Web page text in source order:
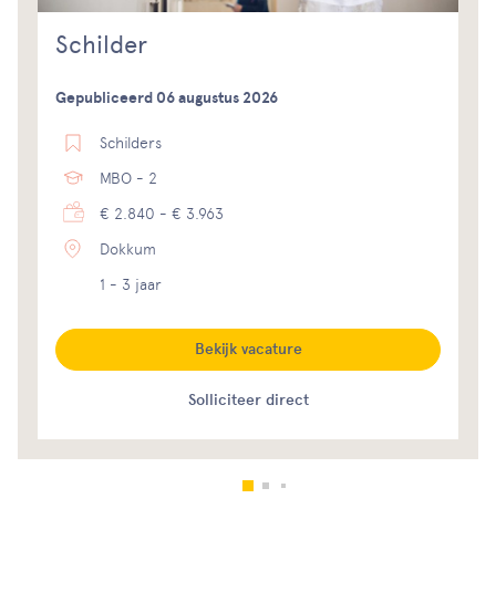
Schilder
Gepubliceerd 06 augustus 2026
Schilders
MBO - 2
€ 2.840 - € 3.963
Dokkum
1 - 3 jaar
Solliciteer direct
Bekijk vacature